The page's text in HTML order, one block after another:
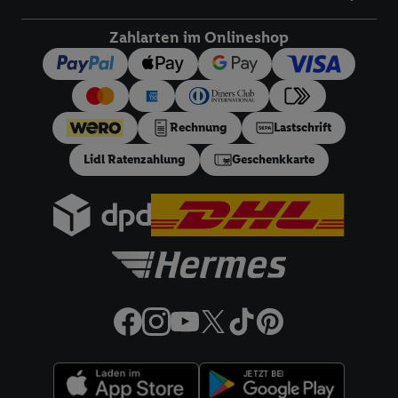
Zahlarten im Onlineshop
Rechnung Lastschrift
Lidl Ratenzahlung Geschenkkarte
Ihnen personalisierte Werbung auszuspielen. Hierzu wird von
uns und einem der anderen oben genannten Partner auch Ihre
in einen Hashwert umgewandelte E-Mail-Adresse in
gemeinsamer Verantwortlichkeit verarbeitet.
Zudem erlauben Sie uns, der Utiq SA/NV („Utiq“) und
IhremTelekommunikationsnetzbetreiber, die Utiq-Technologie
in den Lidl-Diensten einzusetzen. Utiq prüft zunächst anhand
Wenn das der Fall ist, gibt Utiq Ihre IP-Adresse an Ihren
Netzbetreiber weiter, der anhand der IP-Adresse und einer
Kundenkonto-Referenz, wie z.B. Ihrer Mobilfunknummer, eine
Kennung für Utiq erstellt. Wir werden diese Kennung
Ihr Nutzungsverhalten in den Lidl-Diensten zu erfassen.
Insbesondere können Sie mittels dieser Technologie auch auf
werden, damit wir Ihnen dort personalisierte Werbung